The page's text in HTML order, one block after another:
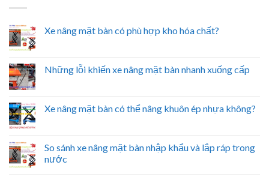
Xe nâng mặt bàn có phù hợp kho hóa chất?
Những lỗi khiến xe nâng mặt bàn nhanh xuống cấp
Xe nâng mặt bàn có thể nâng khuôn ép nhựa không?
So sánh xe nâng mặt bàn nhập khẩu và lắp ráp trong
nước